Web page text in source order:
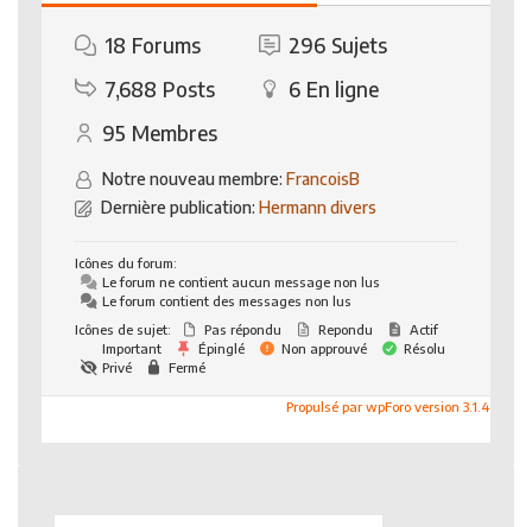
18 Forums 296 Sujets
7,688 Posts 6 En ligne
95 Membres
Notre nouveau membre: FrancoisB
Dernière publication: Hermann divers
Icônes du forum:
Le forum ne contient aucun message non lus
Le forum contient des messages non lus
Icônes de sujet:
Pas répondu Repondu
Actif
Important
Épinglé Non approuvé
Résolu
Privé
Fermé
Propulsé par wpForo version 3.1.4